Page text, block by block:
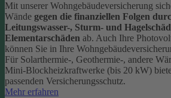
Mit unserer Wohngebäudeversicherung
Wände gegen die finanziellen Folgen
Leitungswasser-, Sturm- und
Elementarschäden ab. Auch Ihre
können Sie in Ihre
Für Solarthermie-, Geothermie-, andere
Mini-Blockheizkraftwerke (bis 20 kW)
passenden Versicherungsschutz.
Mehr erfahren